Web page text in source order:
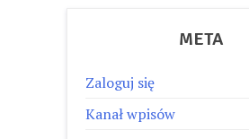
META
Zaloguj się
Kanał wpisów